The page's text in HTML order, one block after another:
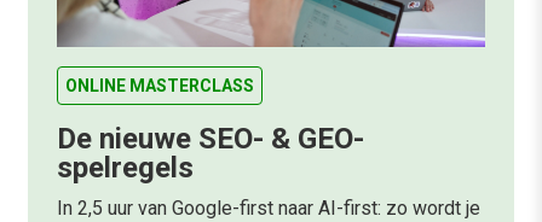
ONLINE MASTERCLASS
De nieuwe SEO- & GEO-
spelregels
In 2,5 uur van Google-first naar AI-first: zo wordt je